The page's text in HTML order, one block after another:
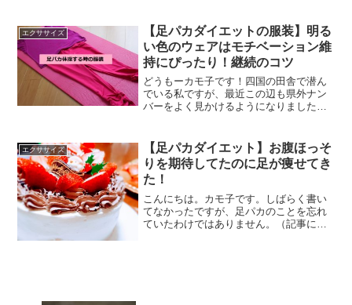
た。私自身の体験談を書きますね。目の
下にたるみが現れた！（ク...
エクササイズ
【足パカダイエットの服装】明る
い色のウェアはモチベーション維
持にぴったり！継続のコツ
どうもーカモ子です！四国の田舎で潜ん
でいる私ですが、最近この辺も県外ナン
バーをよく見かけるようになりました。
会こわいよね・・。（仕事の都合とかか
も知れんけど）さて。こん...
エクササイズ
【足パカダイエット】お腹ほっそ
りを期待してたのに足が痩せてき
た！
こんにちは。カモ子です。しばらく書い
てなかったですが、足パカのことを忘れ
ていたわけではありません。（記事にす